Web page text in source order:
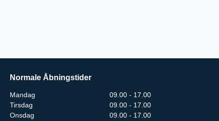
Normale Åbningstider
Mandag
09.00 - 17.00
Tirsdag
09.00 - 17.00
Onsdag
09.00 - 17.00